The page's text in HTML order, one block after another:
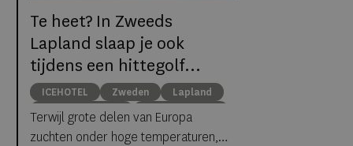
Te heet? In Zweeds
Lapland slaap je ook
tijdens een hittegolf
gewoon tussen ijs en
sneeuw
ICEHOTEL Zweden
Lapland
middernachtzon
summer travel
Arctische reizen
Terwijl grote delen van Europa
zuchten onder hoge temperaturen,